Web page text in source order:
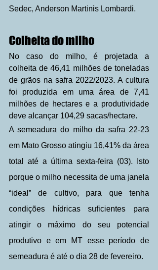
Sedec, Anderson Martinis Lombardi.
Colheita do milho
No caso do milho, é projetada a
colheita de 46,41 milhões de toneladas
de grãos na safra 2022/2023. A cultura
foi produzida em uma área de 7,41
milhões de hectares e a produtividade
deve alcançar 104,29 sacas/hectare.
A semeadura do milho da safra 22-23
em Mato Grosso atingiu 16,41% da área
total até a última sexta-feira (03). Isto
porque o milho necessita de uma janela
“ideal” de cultivo, para que tenha
condições hídricas suficientes para
atingir o máximo do seu potencial
produtivo e em MT esse período de
semeadura é até o dia 28 de fevereiro.